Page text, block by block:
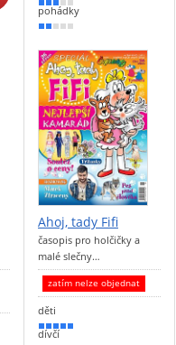
50 %
pohádky
40 %
Ahoj, tady Fifi
časopis pro holčičky a
malé slečny…
zatím nelze objednat
děti
100 %
dívčí